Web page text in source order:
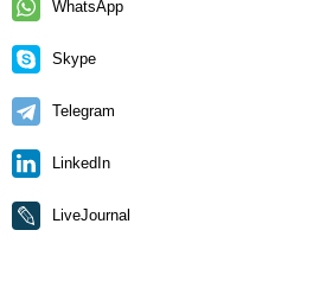
WhatsApp
Skype
Telegram
LinkedIn
LiveJournal